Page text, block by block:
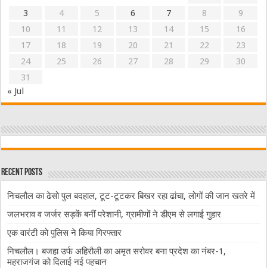
3
4 5 6 7 8
9
10
11 12 13 14 15
16
17
18 19 20 21 22
23
24
25 26 27 28 29
30
31
« Jul
Recent Posts
निचलौल का ढेसो पुल बदहाल, टूट-टूटकर बिखर रहा ढांचा, लोगों की जान खतरे में
जलभराव व जर्जर सड़कें बनीं परेशानी, ग्रामीणों ने डीएम से लगाई गुहार
एक वारंटी को पुलिस ने किया गिरफ्तार
निचलौल। बजहा उर्फ अहिरौली का अमृत सरोवर बना प्रदेश का नंबर-1,
महराजगंज को दिलाई नई पहचान